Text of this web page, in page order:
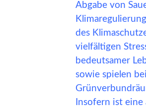
Abgabe von
des
vielfältigen
bedeutsamer
sowie spielen
Insofern ist